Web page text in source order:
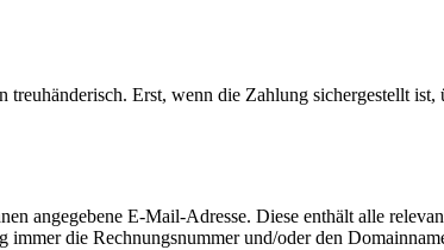
Erst, wenn die Zahlung sichergestellt
angegebene E-Mail-Adresse. Diese enthält alle
die Rechnungsnummer und/oder den